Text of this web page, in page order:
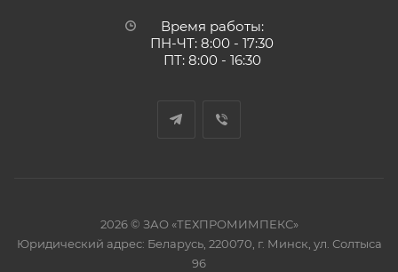
Время работы:
ПН-ЧТ: 8:00 - 17:30
ПТ: 8:00 - 16:30
2026 © ЗАО «ТЕХПРОМИМПЕКС»
Юридический адрес: Беларусь, 220070, г. Минск, ул. Солтыса
96